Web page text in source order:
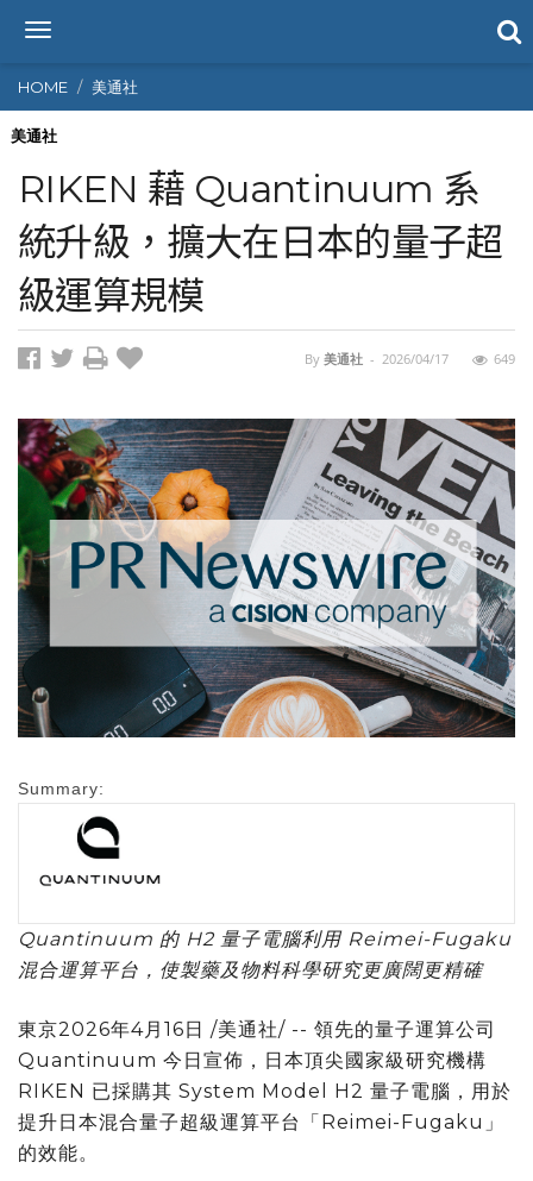
T
g
g
l
n
a
v
i
g
a
t
HOME 美通社
美通社
RIKEN 藉 Quantinuum 系
統升級，擴大在日本的量子超
級運算規模
By 美通社 - 2026/04/17 649
Summary:
Quantinuum 的 H2 量子電腦利用 Reimei-Fugaku
混合運算平台，使製藥及物料科學研究更廣闊更精確
東京2026年4月16日 /美通社/ -- 領先的量子運算公司
Quantinuum 今日宣佈，日本頂尖國家級研究機構
RIKEN 已採購其 System Model H2 量子電腦，用於
提升日本混合量子超級運算平台「Reimei-Fugaku」
的效能。